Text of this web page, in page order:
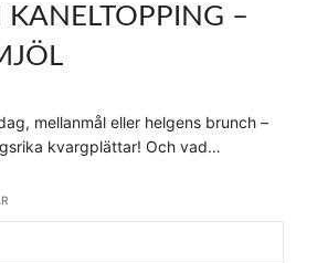
–
mellanmål eller helgens brunch –
kvargplättar! Och vad…